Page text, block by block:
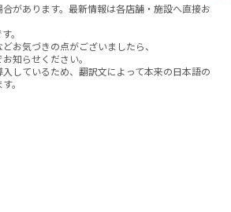
があります。最新情報は各店舗・施設へ直接お
。
お気づきの点がございましたら、
知らせください。
しているため、翻訳文によって本来の日本語の
。